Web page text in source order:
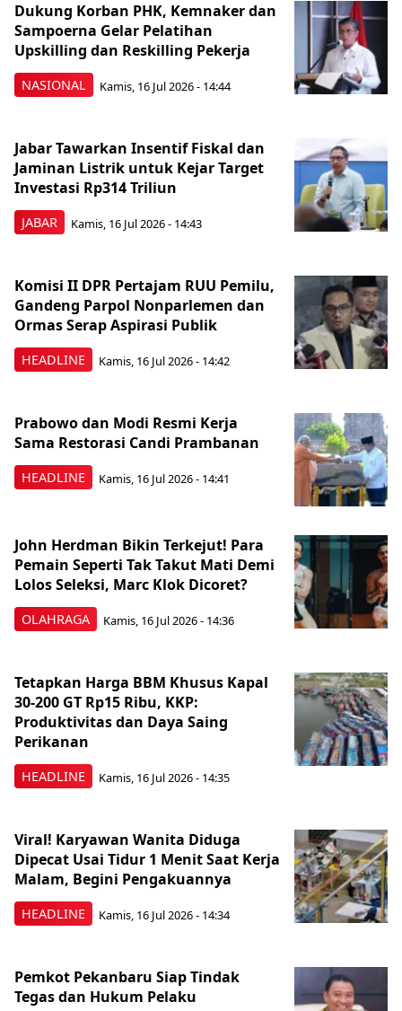
NASIONAL
Dukung Korban PHK, Kemnaker dan
Sampoerna Gelar Pelatihan
Upskilling dan Reskilling Pekerja
Kamis, 16 Jul 2026 - 14:44
JABAR
Jabar Tawarkan Insentif Fiskal dan
Jaminan Listrik untuk Kejar Target
Investasi Rp314 Triliun
Kamis, 16 Jul 2026 - 14:43
HEADLINE
Komisi II DPR Pertajam RUU Pemilu,
Gandeng Parpol Nonparlemen dan
Ormas Serap Aspirasi Publik
Kamis, 16 Jul 2026 - 14:42
HEADLINE
Prabowo dan Modi Resmi Kerja
Sama Restorasi Candi Prambanan
Kamis, 16 Jul 2026 - 14:41
OLAHRAGA
John Herdman Bikin Terkejut! Para
Pemain Seperti Tak Takut Mati Demi
Lolos Seleksi, Marc Klok Dicoret?
Kamis, 16 Jul 2026 - 14:36
HEADLINE
Tetapkan Harga BBM Khusus Kapal
30-200 GT Rp15 Ribu, KKP:
Produktivitas dan Daya Saing
Perikanan
Kamis, 16 Jul 2026 - 14:35
HEADLINE
Viral! Karyawan Wanita Diduga
Dipecat Usai Tidur 1 Menit Saat Kerja
Malam, Begini Pengakuannya
Kamis, 16 Jul 2026 - 14:34
Pemkot Pekanbaru Siap Tindak
Tegas dan Hukum Pelaku